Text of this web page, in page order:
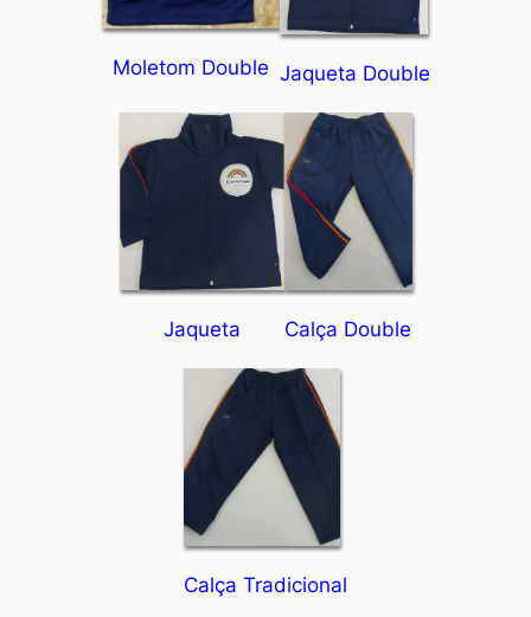
Moletom Double Jaqueta Double
Jaqueta Calça Double
Calça Tradicional